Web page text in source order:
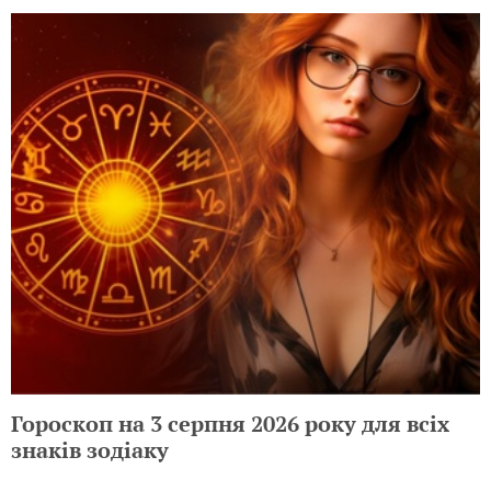
Гороскоп на 3 серпня 2026 року для всіх
знаків зодіаку